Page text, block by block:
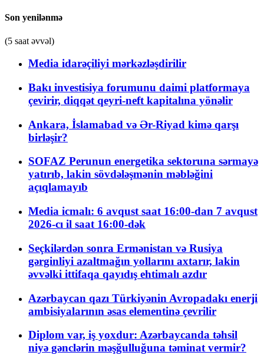
Son yenilənmə
(5 saat əvvəl)
Media idarəçiliyi mərkəzləşdirilir
Bakı investisiya forumunu daimi platformaya
çevirir, diqqət qeyri-neft kapitalına yönəlir
Ankara, İslamabad və Ər-Riyad kimə qarşı
birləşir?
SOFAZ Perunun energetika sektoruna sərmayə
yatırıb, lakin sövdələşmənin məbləğini
açıqlamayıb
Media icmalı: 6 avqust saat 16:00-dan 7 avqust
2026-cı il saat 16:00-dək
Seçkilərdən sonra Ermənistan və Rusiya
gərginliyi azaltmağın yollarını axtarır, lakin
əvvəlki ittifaqa qayıdış ehtimalı azdır
Azərbaycan qazı Türkiyənin Avropadakı enerji
ambisiyalarının əsas elementinə çevrilir
Diplom var, iş yoxdur: Azərbaycanda təhsil
niyə gənclərin məşğulluğuna təminat vermir?